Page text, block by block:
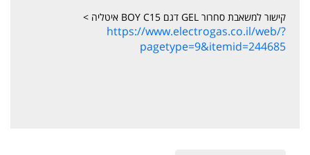
קישור למשאבת סחרור GEL דגם BOY C15 איטליה >
https://www.electrogas.co.il/web/?
pagetype=9&itemid=244685